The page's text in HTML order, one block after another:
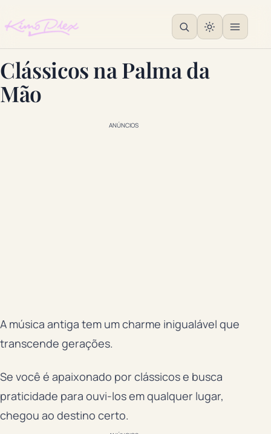
Clássicos na Palma da
Mão
ANÚNCIOS
A música antiga tem um charme inigualável que
transcende gerações.
Se você é apaixonado por clássicos e busca
praticidade para ouvi-los em qualquer lugar,
chegou ao destino certo.